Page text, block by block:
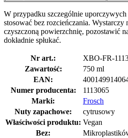
W przypadku szczególnie uporczywych
stosować bez rozcieńczania. Wystarczy
czyszczoną powierzchnię, pozostawić
dokładnie spłukać.
Nr art.:
XBO-FR-
Zawartość:
750 ml
EAN:
Numer producenta:
1113065
Marki:
Frosch
Nuty zapachowe:
cytrusowy
Właściwości produktu: Vegan
Bez: